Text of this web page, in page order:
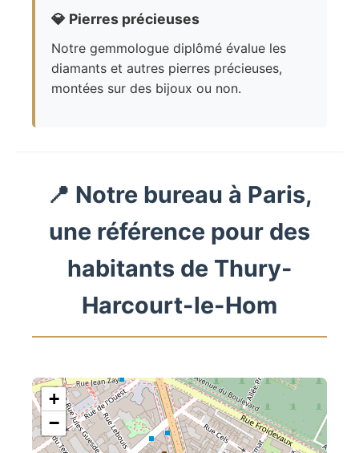
💎 Pierres précieuses
Notre gemmologue diplômé évalue les
diamants et autres pierres précieuses,
montées sur des bijoux ou non.
📍 Notre bureau à Paris,
une référence pour des
habitants de Thury-
Harcourt-le-Hom
+
−